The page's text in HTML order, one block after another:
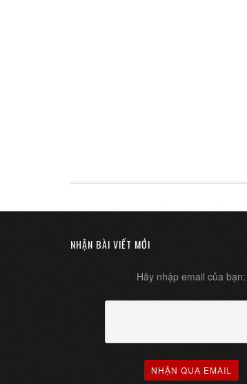
NHẬN BÀI VIẾT MỚI
Hãy nhập email của bạn: